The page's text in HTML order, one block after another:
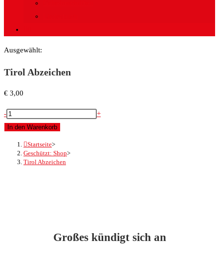
Ausgewählt:
Tirol Abzeichen
€ 3,00
- +
In den Warenkorb
Startseite>
Geschützt: Shop>
Tirol Abzeichen
Großes kündigt sich an